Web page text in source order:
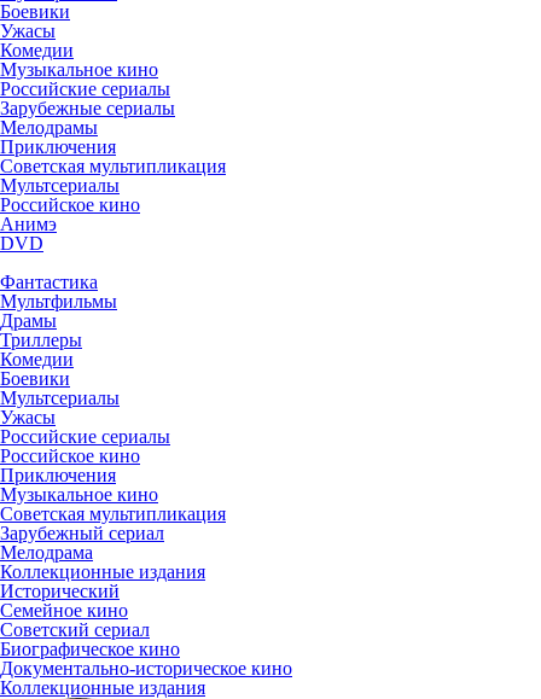
Боевики
Ужасы
Комедии
Музыкальное кино
Российские сериалы
Зарубежные сериалы
Мелодрамы
Приключения
Советская мультипликация
Мультсериалы
Российское кино
Анимэ
DVD
Фантастика
Мультфильмы
Драмы
Триллеры
Комедии
Боевики
Мультсериалы
Ужасы
Российские сериалы
Российское кино
Приключения
Музыкальное кино
Советская мультипликация
Зарубежный сериал
Мелодрама
Коллекционные издания
Исторический
Семейное кино
Советский сериал
Биографическое кино
Документально-историческое кино
Коллекционные издания